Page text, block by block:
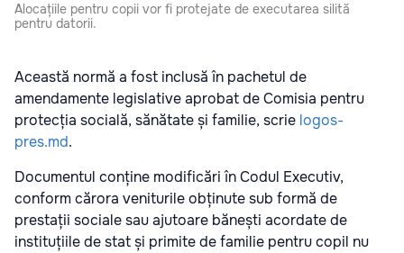
Alocațiile pentru copii vor fi protejate de executarea silită
pentru datorii.
Această normă a fost inclusă în pachetul de
amendamente legislative aprobat de Comisia pentru
protecția socială, sănătate și familie, scrie logos-
pres.md.
Documentul conține modificări în Codul Executiv,
conform cărora veniturile obținute sub formă de
prestații sociale sau ajutoare bănești acordate de
instituțiile de stat și primite de familie pentru copil nu